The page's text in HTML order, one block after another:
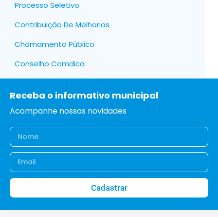
Processo Seletivo
Contribuição De Melhorias
Chamamento Público
Conselho Comdica
Receba o informativo municipal
Acompanhe nossas novidades
Cadastrar